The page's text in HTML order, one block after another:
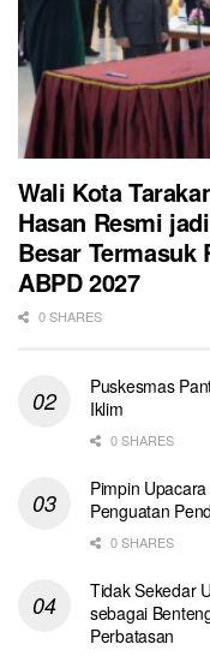
Wali Kota
Hasan Resmi
Besar Termasuk
ABPD 2027
0 SHARES
Puskesmas
Iklim
0 SHARES
Pimpin
Penguatan
0 SHARES
Tidak Sekedar
sebagai
Perbatasan